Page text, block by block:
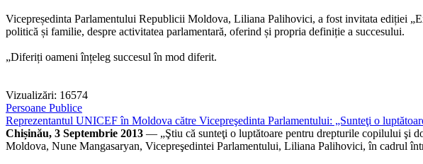
Vicepreședinta Parlamentului Republicii Moldova, Liliana Palihovici, a fost invitata ediției
politică și familie, despre activitatea parlamentară, oferind și propria definiție a succesului.
„Diferiți oameni înțeleg succesul în mod diferit.
Vizualizări: 16574
Persoane Publice
Reprezentantul UNICEF în Moldova către Vicepreşedinta Parlamentului: „Sunteţi o
Chișinău, 3 Septembrie 2013 — „Ştiu că sunteţi o luptătoare pentru drepturile copilului şi
Moldova, Nune Mangasaryan, Vicepreşedintei Parlamentului, Liliana Palihovici, în cadrul